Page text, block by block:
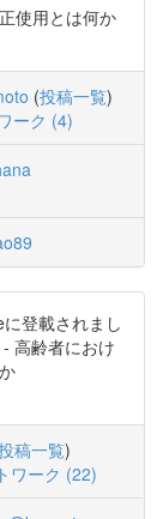
使用とは何か
(投稿一覧)
ーク (4)
登載されまし
高齢者におけ
稿一覧)
ワーク (22)